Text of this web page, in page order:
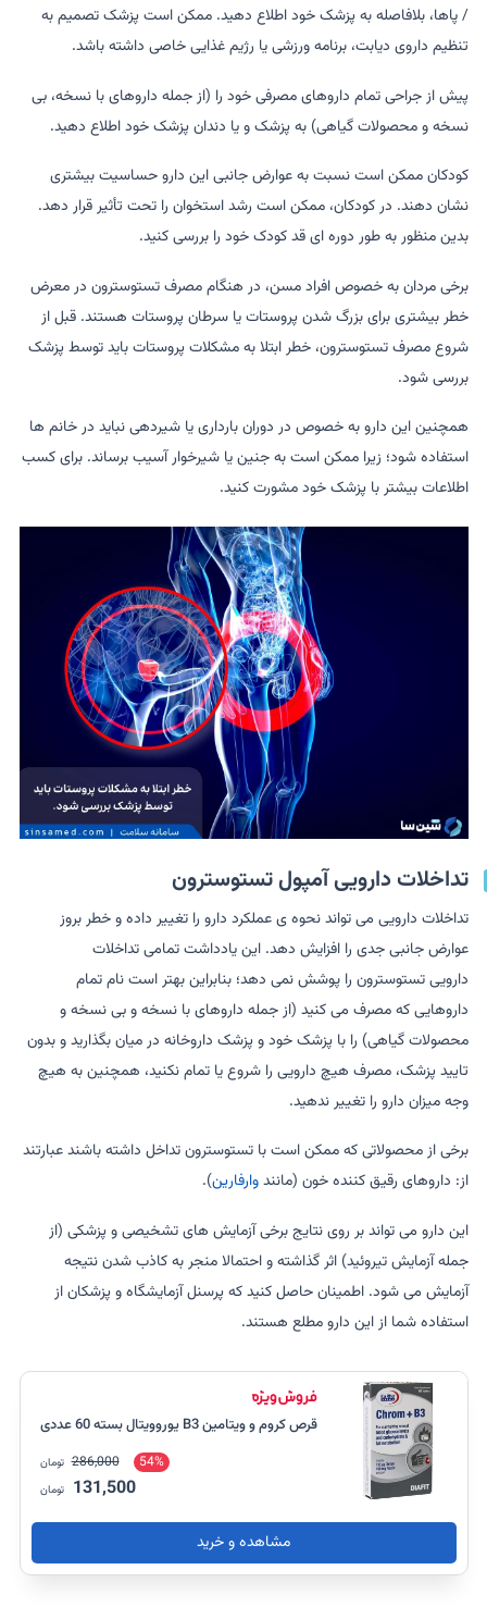
/ پاها، بلافاصله به پزشک خود اطلاع دهید. ممکن است پزشک تصمیم به
تنظیم داروی دیابت، برنامه ورزشی یا رژیم غذایی خاصی داشته باشد.
پیش از جراحی تمام داروهای مصرفی خود را (از جمله داروهای با نسخه، بی
نسخه و محصولات گیاهی) به پزشک و یا دندان پزشک خود اطلاع دهید.
کودکان ممکن است نسبت به عوارض جانبی این دارو حساسیت بیشتری
نشان دهند. در کودکان، ممکن است رشد استخوان را تحت تأثیر قرار دهد.
بدین منظور به طور دوره ای قد کودک خود را بررسی کنید.
برخی مردان به خصوص افراد مسن، در هنگام مصرف تستوسترون در معرض
خطر بیشتری برای بزرگ شدن پروستات یا سرطان پروستات هستند. قبل از
شروع مصرف تستوسترون، خطر ابتلا به مشکلات پروستات باید توسط پزشک
بررسی شود.
همچنین این دارو به خصوص در دوران بارداری یا شیردهی نباید در خانم ها
استفاده شود؛ زیرا ممکن است به جنین یا شیرخوار آسیب برساند. برای کسب
اطلاعات بیشتر با پزشک خود مشورت کنید.
تداخلات دارویی آمپول تستوسترون
تداخلات دارویی می تواند نحوه ی عملکرد دارو را تغییر داده و خطر بروز
عوارض جانبی جدی را افزایش دهد. این یادداشت تمامی تداخلات
دارویی تستوسترون را پوشش نمی دهد؛ بنابراین بهتر است نام تمام
داروهایی که مصرف می کنید (از جمله داروهای با نسخه و بی نسخه و
محصولات گیاهی) را با پزشک خود و پزشک داروخانه در میان بگذارید و بدون
تایید پزشک، مصرف هیچ دارویی را شروع یا تمام نکنید، همچنین به هیچ
وجه میزان دارو را تغییر ندهید.
برخی از محصولاتی که ممکن است با تستوسترون تداخل داشته باشند عبارتند
از: داروهای رقیق کننده خون (مانندوارفارین).
این دارو می تواند بر روی نتایج برخی آزمایش های تشخیصی و پزشکی (از
جمله آزمایش تیروئید) اثر گذاشته و احتمالا منجر به کاذب شدن نتیجه
آزمایش می شود. اطمینان حاصل کنید که پرسنل آزمایشگاه و پزشکان از
استفاده شما از این دارو مطلع هستند.
قرص کروم و ویتامین B3 یوروویتال بسته 60 عددی
54%
286,000 تومان
131,500 تومان
مشاهده و خرید